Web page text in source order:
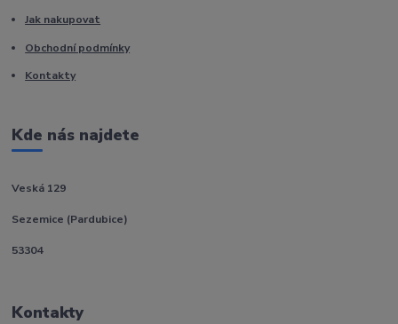
Jak nakupovat
Obchodní podmínky
Kontakty
Kde nás najdete
Veská 129
Sezemice (Pardubice)
53304
Kontakty